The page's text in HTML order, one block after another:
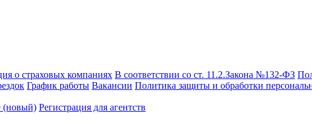
о страховых компаниях В соответствии со ст. 11.2.Закона №132-ФЗ
График работы Вакансии Политика защиты и обработки
(новый) Регистрация для агентств